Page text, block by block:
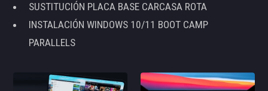
SUSTITUCIÓN PLACA BASE CARCASA ROTA
INSTALACIÓN WINDOWS 10/11 BOOT CAMP
PARALLELS